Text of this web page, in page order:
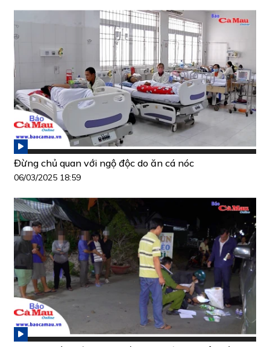
Đừng chủ quan với ngộ độc do ăn cá nóc
06/03/2025 18:59